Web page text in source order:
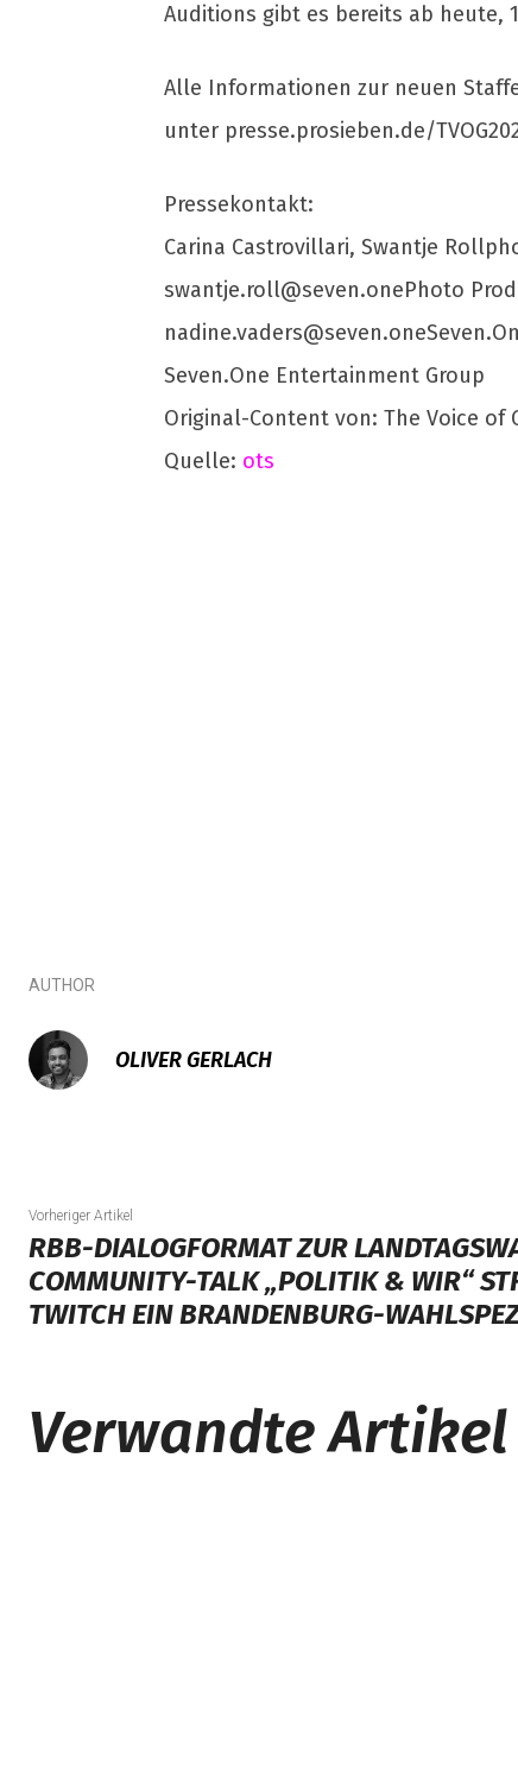
Auditions gibt es bereits ab heute,
Alle Informationen zur neuen
unter presse.prosieben.de/
Pressekontakt:
Carina Castrovillari, Swantje
swantje.roll@seven.onePhoto
Seven.One Entertainment Group
Original-Content von: The Voice
Quelle: ots
AUTHOR
OLIVER GERLACH
Vorheriger Artikel
RBB-DIALOGFORMAT ZUR
COMMUNITY-TALK „POLITIK & WIR“
TWITCH EIN BRANDENBURG-
Verwandte Artikel